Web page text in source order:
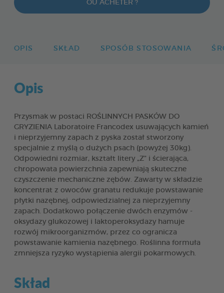
OÙ ACHETER ?
OPIS SKŁAD SPOSÓB STOSOWANIA
Opis
Przysmak w postaci ROŚLINNYCH PASKÓW DO
GRYZIENIA Laboratoire Francodex usuwających kamień
i nieprzyjemny zapach z pyska został stworzony
specjalnie z myślą o dużych psach (powyżej 30kg).
Odpowiedni rozmiar, kształt litery „Z” i ścierająca,
chropowata powierzchnia zapewniają skuteczne
czyszczenie mechaniczne zębów. Zawarty w składzie
koncentrat z owoców granatu redukuje powstawanie
płytki nazębnej, odpowiedzialnej za nieprzyjemny
zapach. Dodatkowo połączenie dwóch enzymów -
oksydazy glukozowej i laktoperoksydazy hamuje
rozwój mikroorganizmów, przez co ogranicza
powstawanie kamienia nazębnego. Roślinna formuła
zmniejsza ryzyko wystąpienia alergii pokarmowych.
Skład